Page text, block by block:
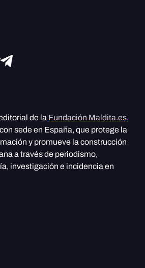
de la Fundación Maldita.es,
sede en España, que protege la
y promueve la construcción
a través de periodismo,
investigación e incidencia en